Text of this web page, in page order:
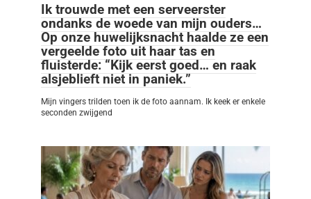
Ik trouwde met een serveerster
ondanks de woede van mijn ouders…
Op onze huwelijksnacht haalde ze een
vergeelde foto uit haar tas en
fluisterde: “Kijk eerst goed… en raak
alsjeblieft niet in paniek.”
Mijn vingers trilden toen ik de foto aannam. Ik keek er enkele
seconden zwijgend